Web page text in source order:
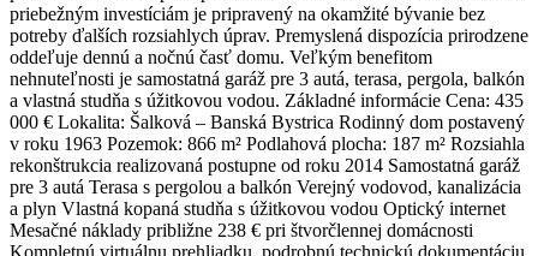
priebežným investíciám je pripravený na okamžité bývanie bez
potreby ďalších rozsiahlych úprav. Premyslená dispozícia prirodzene
oddeľuje dennú a nočnú časť domu. Veľkým benefitom
nehnuteľnosti je samostatná garáž pre 3 autá, terasa, pergola, balkón
a vlastná studňa s úžitkovou vodou. Základné informácie Cena: 435
000 € Lokalita: Šalková – Banská Bystrica Rodinný dom postavený
v roku 1963 Pozemok: 866 m² Podlahová plocha: 187 m² Rozsiahla
rekonštrukcia realizovaná postupne od roku 2014 Samostatná garáž
pre 3 autá Terasa s pergolou a balkón Verejný vodovod, kanalizácia
a plyn Vlastná kopaná studňa s úžitkovou vodou Optický internet
Mesačné náklady približne 238 € pri štvorčlennej domácnosti
Kompletnú virtuálnu prehliadku, podrobnú technickú dokumentáciu